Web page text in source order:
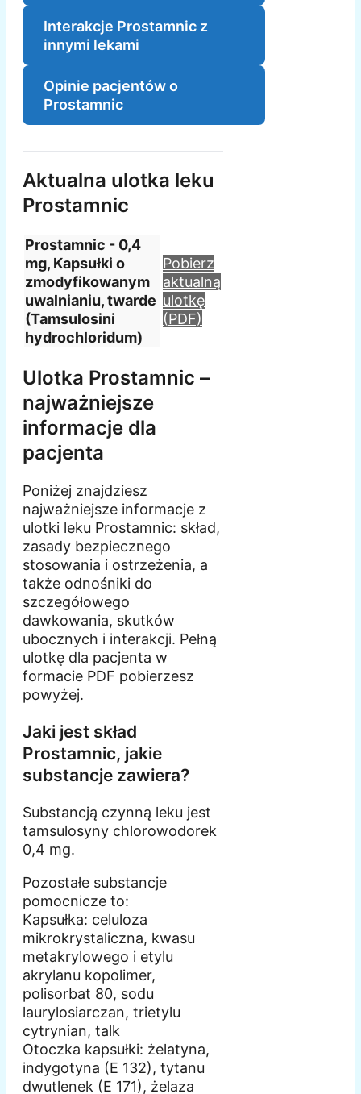
Interakcje Prostamnic z
innymi lekami
Opinie pacjentów o
Prostamnic
Aktualna ulotka leku
Prostamnic
Prostamnic - 0,4
mg, Kapsułki o
zmodyfikowanym
uwalnianiu, twarde
(Tamsulosini
hydrochloridum)
Pobierz
aktualną
ulotkę
(PDF)
Ulotka Prostamnic –
najważniejsze
informacje dla
pacjenta
Poniżej znajdziesz
najważniejsze informacje z
ulotki leku Prostamnic: skład,
zasady bezpiecznego
stosowania i ostrzeżenia, a
także odnośniki do
szczegółowego
dawkowania, skutków
ubocznych i interakcji. Pełną
ulotkę dla pacjenta w
formacie PDF pobierzesz
powyżej.
Jaki jest skład
Prostamnic, jakie
substancje zawiera?
Substancją czynną leku jest
tamsulosyny chlorowodorek
0,4 mg.
Pozostałe substancje
pomocnicze to:
Kapsułka: celuloza
mikrokrystaliczna, kwasu
metakrylowego i etylu
akrylanu kopolimer,
polisorbat 80, sodu
laurylosiarczan, trietylu
cytrynian, talk
Otoczka kapsułki: żelatyna,
indygotyna (E 132), tytanu
dwutlenek (E 171), żelaza